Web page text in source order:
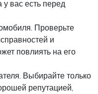
у вас есть перед
Проверьте
и
повлиять на его
Выбирайте только
репутацией,